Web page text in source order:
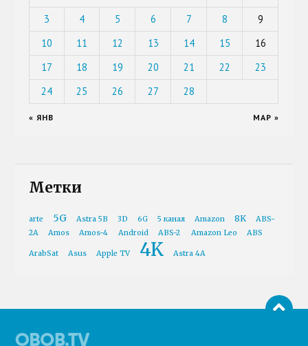
3
4 5 6 7 8
9
10
11 12 13 14 15
16
17
18 19 20 21 22
23
24
25 26 27 28
« ЯНВ МАР »
Метки
arte 5G Astra 5B 3D 6G 5 канал Amazon 8K
ABS-
2A
Amos Amos-4 Android ABS-2 Amazon Leo ABS
ArabSat Asus Apple TV 4K Astra 4A